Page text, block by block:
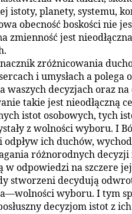
istoty, planety, systemu,
obecność boskości nie
zmienność jest
zróżnicowania
i umysłach a polega
waszych decyzjach oraz
takie jest nieodłączną
istot osobowych, tych
z wolności wyboru. I
odpływ ich duchów,
różnorodnych
w odpowiedzi na szczere
stworzeni decydują
wyboru. I tym
decyzjom istot z